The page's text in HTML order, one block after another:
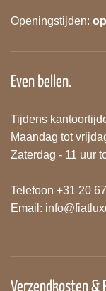
Openingstijden:
Even bellen.
Tijdens
Maandag tot
Zaterdag - 11 uur
Telefoon +31 20
Email:
Verzendkosten &